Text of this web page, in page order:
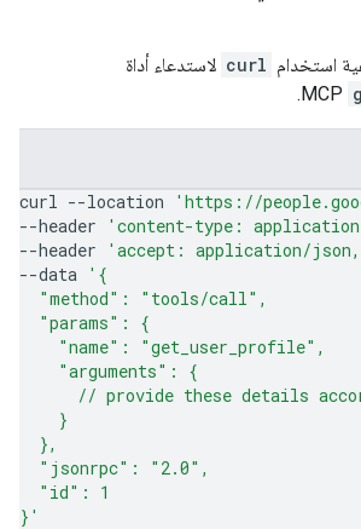
استخدام curl لاستدعاء أداة
curl --location
'https://
--header
'content-type:
--header
'accept: application/
--data '{
  "method": "tools/call",
  "params": {
    "name": "get_user_profile",
    "arguments": {
// provide these details
    }
  },
  "jsonrpc": "2.0",
  "id": 1
}'